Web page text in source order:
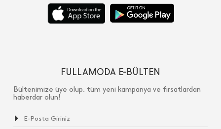
FULLAMODA E-BÜLTEN
Bültenimize üye olup, tüm yeni kampanya ve fırsatlardan
haberdar olun!